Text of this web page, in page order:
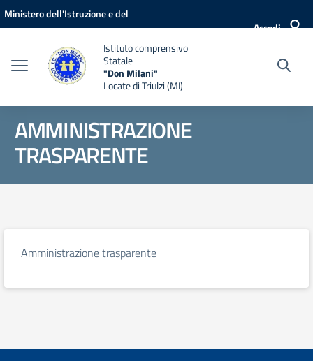
Vai ai contenuti
Vai al menu di navigazione
Vai al footer
Ministero dell'Istruzione e del
Accedi
Istituto comprensivo
Statale
"Don Milani"
Locate di Triulzi (MI)
AMMINISTRAZIONE
TRASPARENTE
Amministrazione trasparente